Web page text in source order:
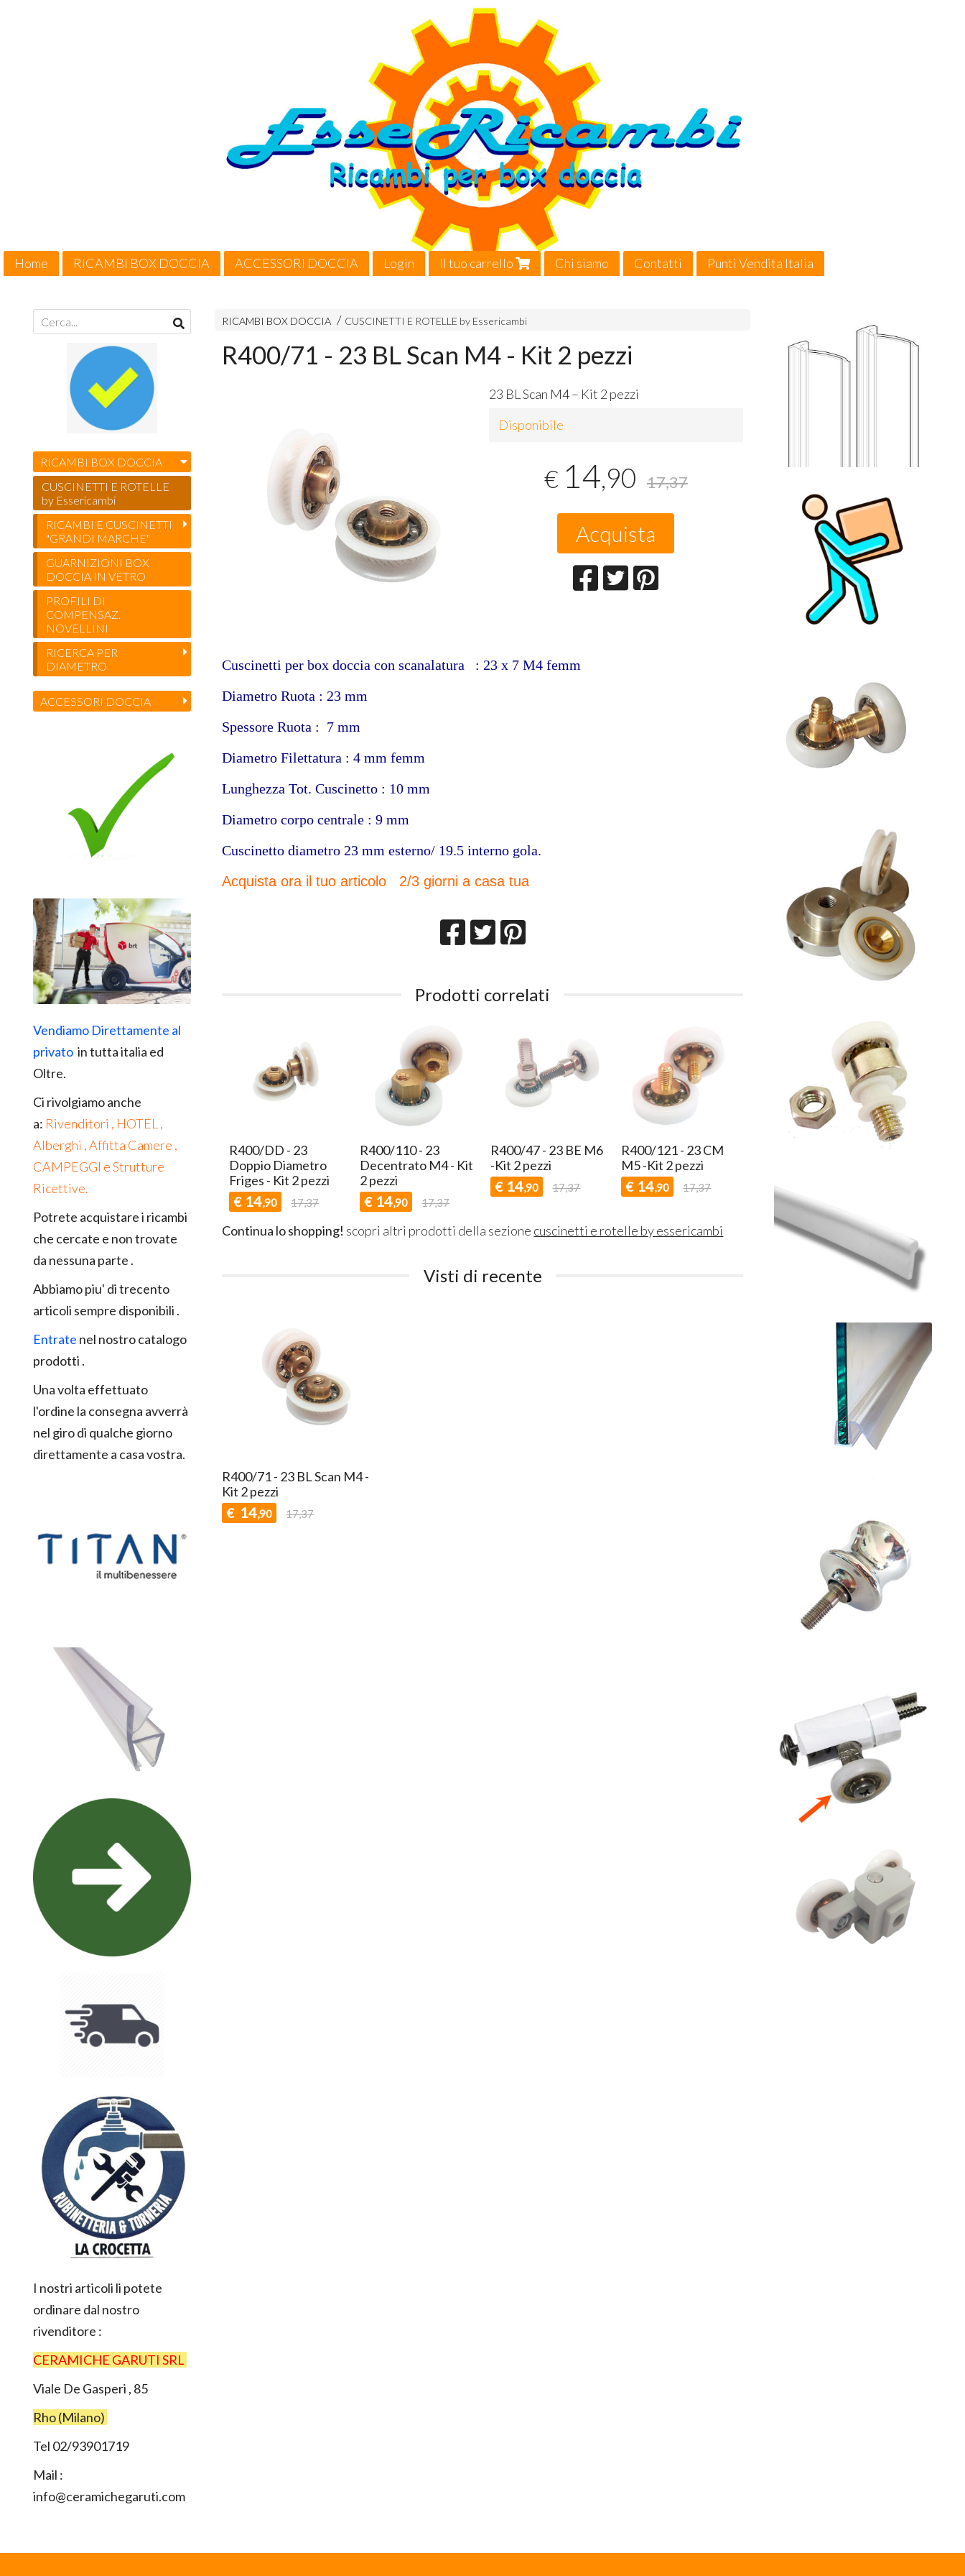
Home RICAMBI BOX DOCCIA ACCESSORI DOCCIA Login Il tuo carrello Chi siamo Contatti
Punti Vendita Italia
RICAMBI BOX DOCCIA CUSCINETTI E ROTELLE by Essericambi
R400/71 - 23 BL Scan M4 - Kit 2 pezzi
23 BL Scan M4 – Kit 2 pezzi
Disponibile
€ 14,90 17,37
Acquista
Cuscinetti per box doccia con scanalatura : 23 x 7 M4 femm
Diametro Ruota : 23 mm
Spessore Ruota : 7 mm
Diametro Filettatura : 4 mm femm
Lunghezza Tot. Cuscinetto : 10 mm
Diametro corpo centrale : 9 mm
Cuscinetto diametro 23 mm esterno/ 19.5 interno gola.
Acquista ora il tuo articolo 2/3 giorni a casa tua
Prodotti correlati
R400/DD - 23
Doppio Diametro
Friges - Kit 2 pezzi
€ 14,90 17,37
R400/110 - 23
Decentrato M4 - Kit
2 pezzi
€ 14,90 17,37
R400/47 - 23 BE M6
-Kit 2 pezzi
€ 14,90 17,37
R400/121 - 23 CM
M5 -Kit 2 pezzi
€ 14,90 17,37
Continua lo shopping! scopri altri prodotti della sezione cuscinetti e rotelle by essericambi
Visti di recente
R400/71 - 23 BL Scan M4 -
Kit 2 pezzi
€ 14,90 17,37
RICAMBI BOX DOCCIA
CUSCINETTI E ROTELLE
by Essericambi
RICAMBI E CUSCINETTI
"GRANDI MARCHE"
GUARNIZIONI BOX
DOCCIA IN VETRO
PROFILI DI
COMPENSAZ.
NOVELLINI
RICERCA PER
DIAMETRO
ACCESSORI DOCCIA
Vendiamo Direttamente al
privato in tutta italia ed
Oltre.
Ci rivolgiamo anche
a: Rivenditori , HOTEL ,
Alberghi , Affitta Camere ,
CAMPEGGI e Strutture
Ricettive.
Potrete acquistare i ricambi
che cercate e non trovate
da nessuna parte .
Abbiamo piu' di trecento
articoli sempre disponibili .
Entrate nel nostro catalogo
prodotti .
Una volta effettuato
l'ordine la consegna avverrà
nel giro di qualche giorno
direttamente a casa vostra.
I nostri articoli li potete
ordinare dal nostro
rivenditore :
CERAMICHE GARUTI SRL
Viale De Gasperi , 85
Rho (Milano)
Tel 02/93901719
Mail :
info@ceramichegaruti.com